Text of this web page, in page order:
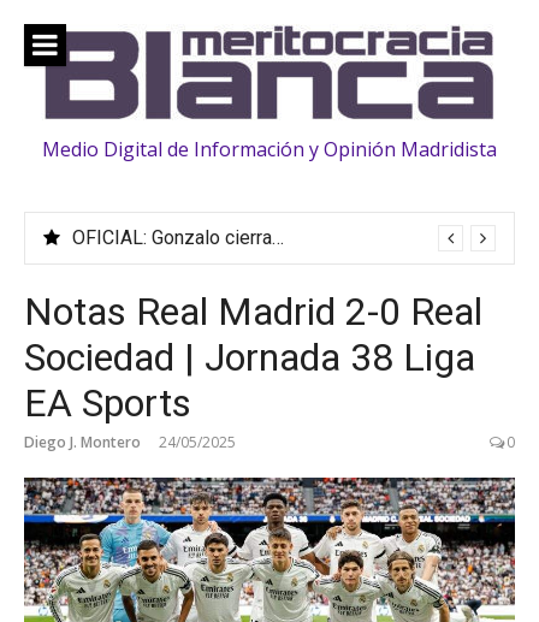
contenido
Medio Digital de Información y Opinión Madridista
OFICIAL: Gonzalo cierra su traspaso al Fulham
Notas Real Madrid 2-0 Real
Sociedad | Jornada 38 Liga
EA Sports
Diego J. Montero 24/05/2025 0